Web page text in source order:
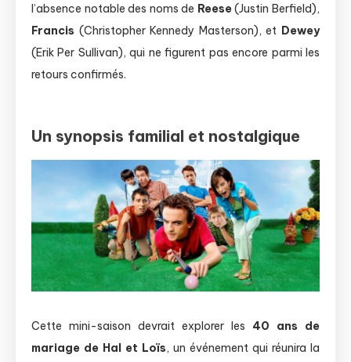
l’absence notable des noms de Reese(Justin Berfield),
Francis (Christopher Kennedy Masterson), et Dewey
(Erik Per Sullivan), qui ne figurent pas encore parmi les
retours confirmés.
Un synopsis familial et nostalgique
Cette mini-saison devrait explorer les 40 ans de
mariage de Hal et Loïs, un événement qui réunira la